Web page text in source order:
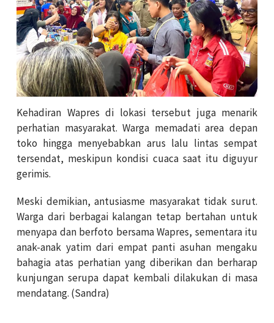
Kehadiran Wapres di lokasi tersebut juga menarik
perhatian masyarakat. Warga memadati area depan
toko hingga menyebabkan arus lalu lintas sempat
tersendat, meskipun kondisi cuaca saat itu diguyur
gerimis.
Meski demikian, antusiasme masyarakat tidak surut.
Warga dari berbagai kalangan tetap bertahan untuk
menyapa dan berfoto bersama Wapres, sementara itu
anak-anak yatim dari empat panti asuhan mengaku
bahagia atas perhatian yang diberikan dan berharap
kunjungan serupa dapat kembali dilakukan di masa
mendatang. (Sandra)